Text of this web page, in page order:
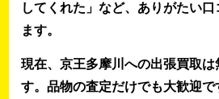
してくれた」など、ありがたい
ます。
現在、京王多摩川への出張買取は
す。品物の査定だけでも大歓迎